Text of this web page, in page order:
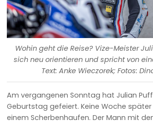
Wohin geht die Reise? Vize-Meister
sich neu orientieren und spricht von
Text: Anke Wieczorek; Fotos:
Am vergangenen Sonntag hat Julian
Geburtstag gefeiert. Keine Woche
einem Scherbenhaufen. Der Mann mit